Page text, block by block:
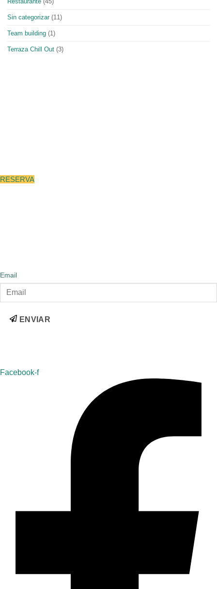
Sin categorizar(11)
Team building (1)
Terraza Chill Out (3)
RESERVA
Email
ENVIAR
Facebook-f